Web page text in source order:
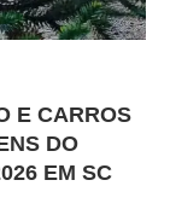
E CARROS
DO
EM SC